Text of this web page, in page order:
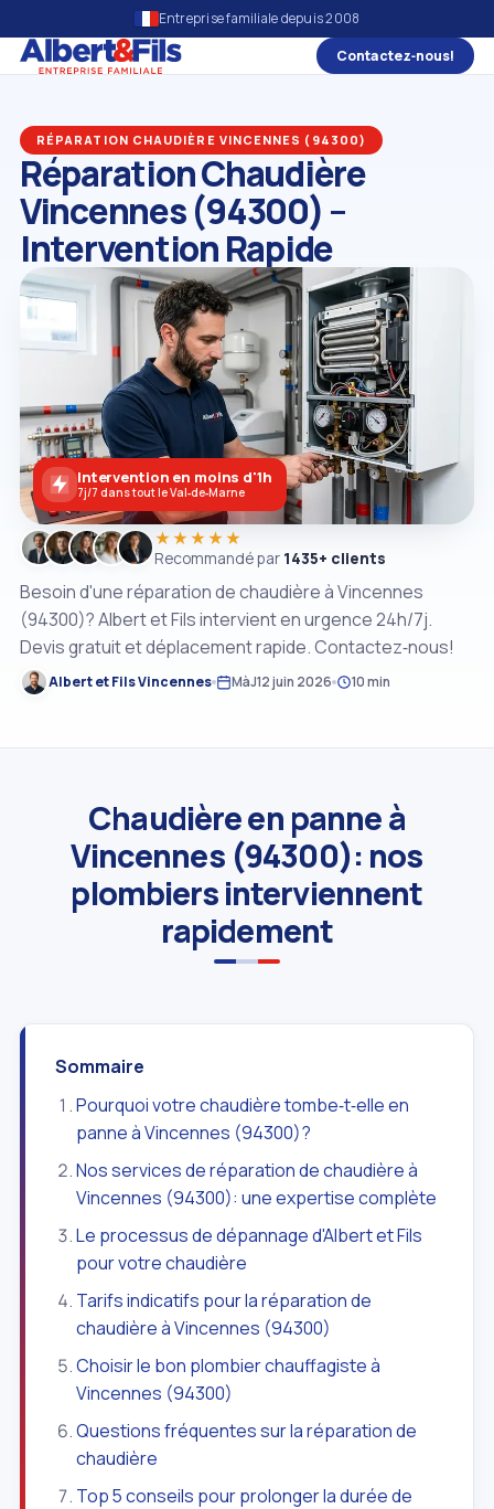
Entreprise familiale depuis 2008
Contactez‑nous!
RÉPARATION CHAUDIÈRE VINCENNES (94300)
Réparation Chaudière
Vincennes (94300) –
Intervention Rapide
Besoin d'une réparation de chaudière à Vincennes
(94300)? Albert et Fils intervient en urgence 24h/7j.
Devis gratuit et déplacement rapide. Contactez‑nous!
Albert et Fils Vincennes MàJ12 juin 2026 10 min
★★★★★
Recommandé par 1435+ clients
Intervention en moins d'1h
7j/7 dans tout le Val‑de‑Marne
Chaudière en panne à
Vincennes (94300): nos
plombiers interviennent
rapidement
Sommaire
Pourquoi votre chaudière tombe‑t‑elle en
panne à Vincennes (94300)?
Nos services de réparation de chaudière à
Vincennes (94300): une expertise complète
Le processus de dépannage d'Albert et Fils
pour votre chaudière
Tarifs indicatifs pour la réparation de
chaudière à Vincennes (94300)
Choisir le bon plombier chauffagiste à
Vincennes (94300)
Questions fréquentes sur la réparation de
chaudière
Top 5 conseils pour prolonger la durée de